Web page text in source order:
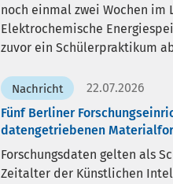
noch einmal zwei Wochen
Elektrochemische
zuvor ein Schülerpraktikum
Nachricht
22.07.2026
Fünf Berliner
datengetriebenen
Forschungsdaten gelten als
Zeitalter der Künstlichen